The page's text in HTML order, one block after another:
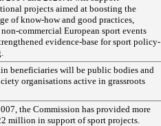
projects aimed at boosting the
of know-how and good practices,
commercial European sport events
evidence-base for sport policy-
beneficiaries will be public bodies and
organisations active in grassroots
the Commission has provided more
million in support of sport projects.